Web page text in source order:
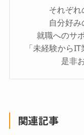
それぞ
自分好み
就職へのサ
「未経験から
是非
関連記事